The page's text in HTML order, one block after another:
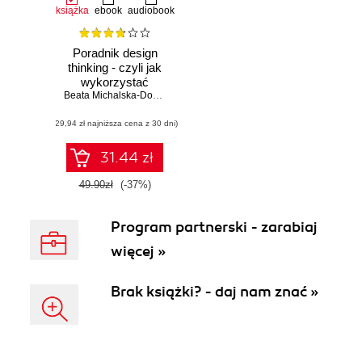
książka ebook audiobook
Poradnik design
thinking - czyli jak
wykorzystać
myślenie
biznesie
Beata Michalska-Dominiak
(29,94 zł najniższa cena z 30 dni)
31.44 zł
49.90zł (-37%)
Program partnerski - zarabiaj
więcej »
Brak książki? - daj nam znać »